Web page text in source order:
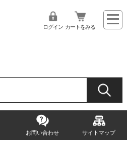
ログイン カートをみる
お問い合わせ サイトマップ